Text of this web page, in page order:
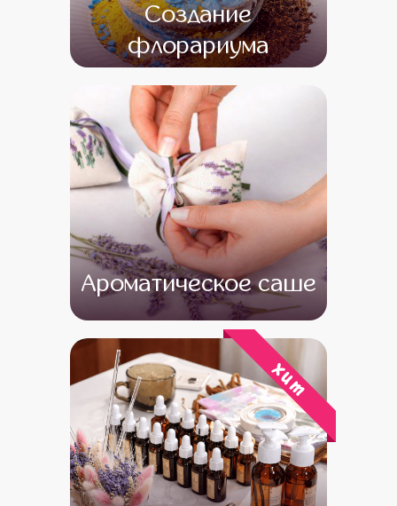
Создание
флорариума
от 16 000 от 14 000
Ароматическое саше
от 13 000 от 11 000
хит